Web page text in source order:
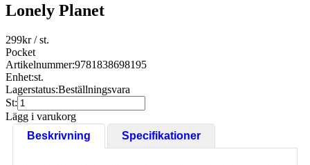
Lonely Planet
299kr/ st.
Pocket
Artikelnummer:9781838698195
Enhet:st.
Lagerstatus:Beställningsvara
St:
Lägg i varukorg
Beskrivning
Specifikationer